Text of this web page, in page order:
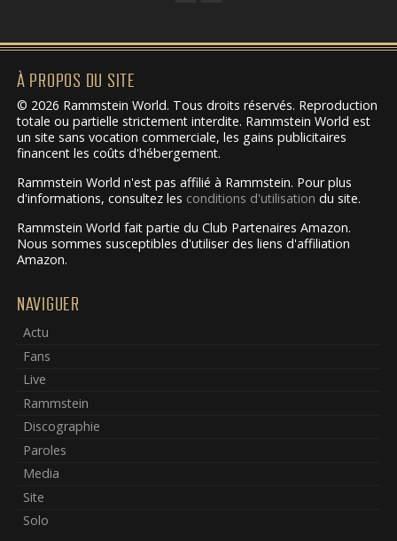
À PROPOS DU SITE
© 2026 Rammstein World. Tous droits réservés. Reproduction
totale ou partielle strictement interdite. Rammstein World est
un site sans vocation commerciale, les gains publicitaires
financent les coûts d'hébergement.
Rammstein World n'est pas affilié à Rammstein. Pour plus
d'informations, consultez les conditions d'utilisation du site.
Rammstein World fait partie du Club Partenaires Amazon.
Nous sommes susceptibles d'utiliser des liens d'affiliation
Amazon.
NAVIGUER
Actu
Fans
Live
Rammstein
Discographie
Paroles
Media
Site
Solo